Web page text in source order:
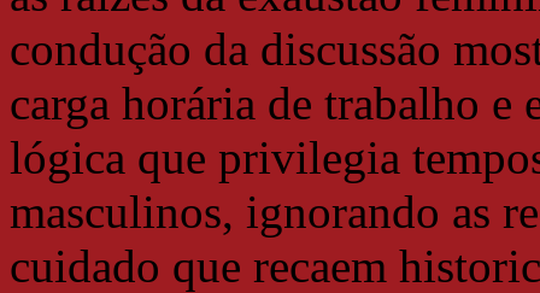
condução da discussão
carga horária de trabalho e
lógica que privilegia
masculinos, ignorando as
cuidado que recaem